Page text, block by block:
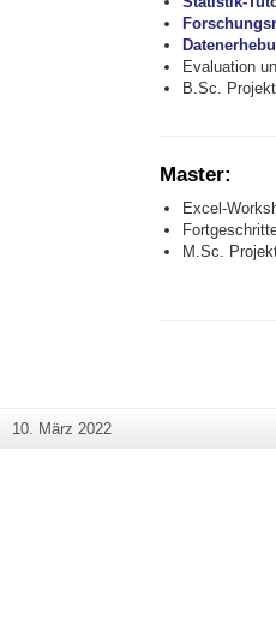
Evaluation
B.Sc.
Master:
Excel-
M.Sc.
Letzte
10. März 2022